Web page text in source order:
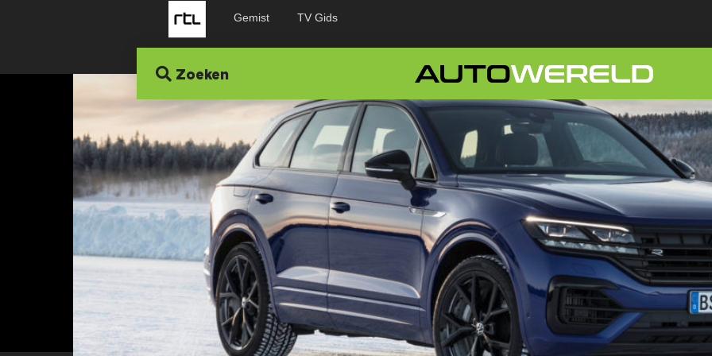
Gemist TV Gids
Zoeken